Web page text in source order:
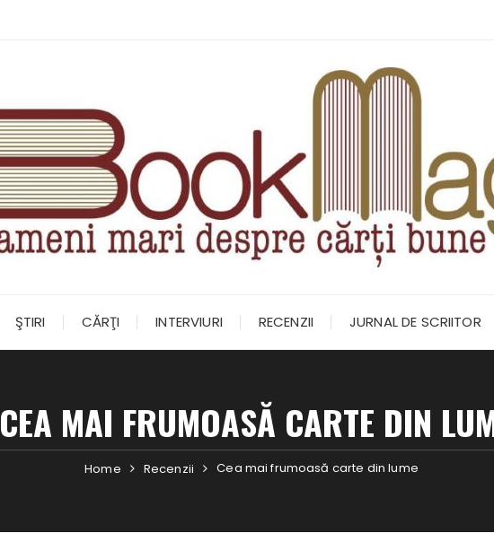
ŞTIRI CĂRŢI INTERVIURI RECENZII JURNAL DE SCRIITOR
CEA MAI FRUMOASĂ CARTE DIN
Home Recenzii Cea mai frumoasă carte din lume